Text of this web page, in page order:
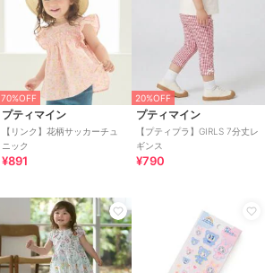
70%OFF
プティマイン
【リンク】花柄サッカーチュ
ニック
¥891
20%OFF
プティマイン
【プティプラ】GIRLS 7分丈レ
ギンス
¥790